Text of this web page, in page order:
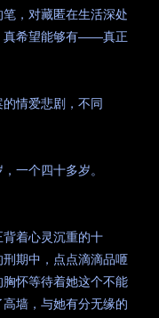
，对藏匿在生活深处
真希望能够有——真正
情爱悲剧，不同
一个四十多岁。
着心灵沉重的十
期中，点点滴滴品咂
怀等待着她这个不能
墙，与她有分无缘的